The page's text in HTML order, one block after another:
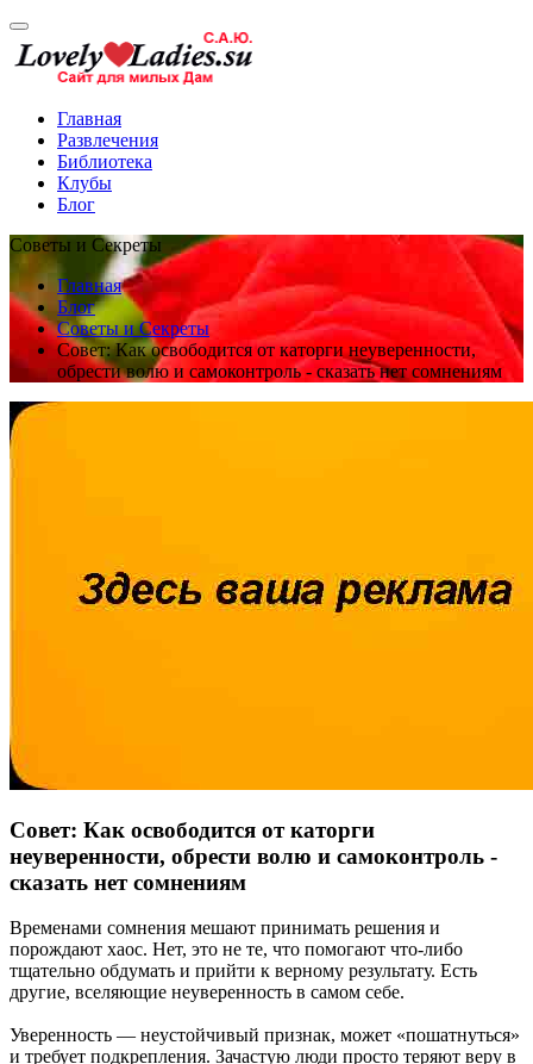
Главная
Развлечения
Библиотека
Клубы
Блог
Советы и Секреты
Главная
Блог
Советы и Секреты
Совет: Как освободится от каторги неуверенности,
обрести волю и самоконтроль - сказать нет сомнениям
Совет: Как освободится от каторги
неуверенности, обрести волю и самоконтроль -
сказать нет сомнениям
Временами сомнения мешают принимать решения и
порождают хаос. Нет, это не те, что помогают что-либо
тщательно обдумать и прийти к верному результату. Есть
другие, вселяющие неуверенность в самом себе.
Уверенность — неустойчивый признак, может «пошатнуться»
и требует подкрепления. Зачастую люди просто теряют веру в